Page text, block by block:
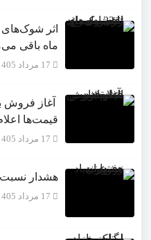
ماه باقی
17 مرداد 1405
آغاز فروش
قیمت‌ها
17 مرداد 1405
هشدار نسبت
17 مرداد 1405